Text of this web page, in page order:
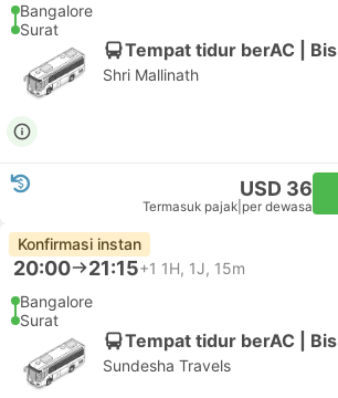
Bangalore
Surat
Tempat tidur berAC | Bis
Shri Mallinath
USD 36
Termasuk pajak per dewasa
Konfirmasi instan
20:00 21:15+1 1H, 1J, 15m
Bangalore
Surat
Tempat tidur berAC | Bis
Sundesha Travels